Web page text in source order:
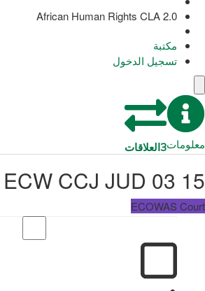
African Human Rights CLA 2.0
مكتبة
تسجيل الدخول
معلومات3العلاقات
ECW CCJ JUD 03 15
ECOWAS Court